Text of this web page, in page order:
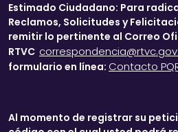
Estimado Ciudadano: Para
Reclamos, Solicitudes y
remitir lo pertinente al Correo
RTVC
formulario en línea: Contacto
Al momento de registrar su